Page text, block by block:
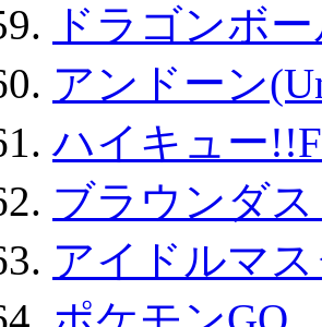
ドラゴンボ
アンドーン
ハイキュー
ブラウンダ
アイドルマ